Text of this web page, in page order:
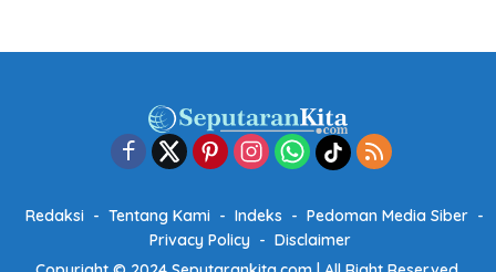
Redaksi Tentang Kami Indeks
Pedoman Media Siber
Privacy Policy
Disclaimer